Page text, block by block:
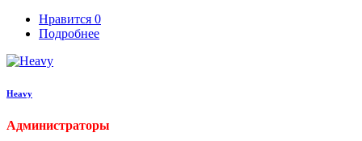
Нравится 0
Подробнее
Heavy
Администраторы